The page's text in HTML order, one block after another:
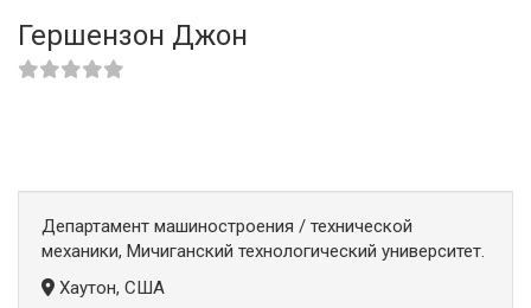
Гершензон Джон
Департамент машиностроения / технической
механики, Мичиганский технологический университет.
Хаутон, США